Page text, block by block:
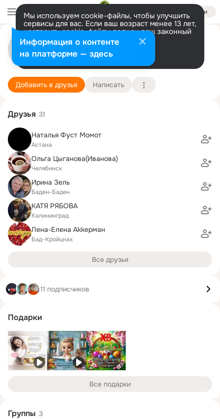
Войти
Мы используем cookie-файлы, чтобы улучшить
сервисы для вас. Если ваш возраст менее 13 лет,
настроить cookie-файлы должен ваш законный
представитель. Больше информации
Разрешить все Настроить
Вадим Аккерман
Stuttgart
23 сентября (48 лет)
Гимназия им. АлтынсаринаПодробнее
Добавить в друзья Написать
Друзья 31
Наталья Фуст Момот
Астана
Ольга Цыганова(Иванова)
Челябинск
Ирина Зель
Баден-Баден
КАТЯ РЯБОВА
Калининград
Лена-Елена Akkeрман
Бад-Кройцнах
Все друзья
11 подписчиков
Подарки
Все подарки
Группы 3
Информация о контенте
на платформе — здесь